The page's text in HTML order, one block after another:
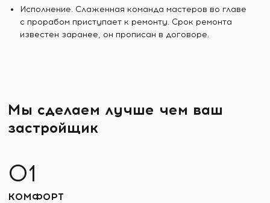
Исполнение. Слаженная команда мастеров во главе
с прорабом приступает к ремонту. Срок ремонта
известен заранее, он прописан в договоре.
Мы сделаем лучше чем ваш
застройщик
КОМФОРТ